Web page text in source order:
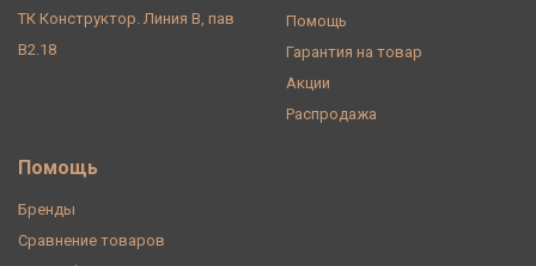
ТК Конструктор. Линия В, пав
В2.18
Помощь
Гарантия на товар
Акции
Распродажа
Помощь
Бренды
Сравнение товаров